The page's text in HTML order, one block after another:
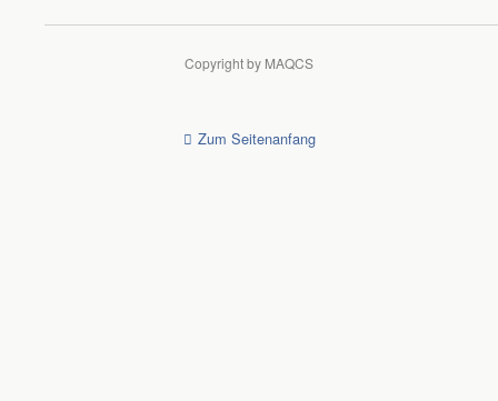
Copyright by MAQCS
Zum Seitenanfang